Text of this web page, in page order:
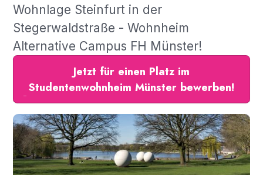
Wohnlage Steinfurt in der
Stegerwaldstraße - Wohnheim
Alternative Campus FH Münster!
Jetzt für einen Platz im
Studentenwohnheim Münster bewerben!